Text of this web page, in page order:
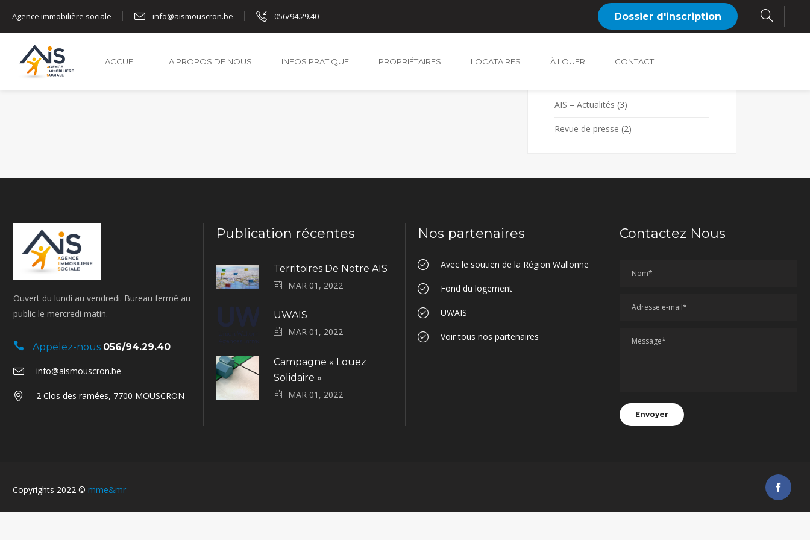
Agence immobilière sociale info@aismouscron.be 056/94.29.40 Dossier d'inscription
ACCUEIL A PROPOS DE NOUS INFOS PRATIQUE PROPRIÉTAIRES LOCATAIRES À LOUER CONTACT
Categories
AIS – Actualités (3)
Revue de presse (2)
Ouvert du lundi au vendredi. Bureau fermé au
public le mercredi matin.
Appelez-nous 056/94.29.40
info@aismouscron.be
2 Clos des ramées, 7700 MOUSCRON
Publication récentes
Territoires De Notre AIS
MAR 01, 2022
UWAIS
MAR 01, 2022
Campagne « Louez
Solidaire »
MAR 01, 2022
Nos partenaires
Avec le soutien de la Région Wallonne
Fond du logement
UWAIS
Voir tous nos partenaires
Contactez Nous
Copyrights 2022 © mme&mr